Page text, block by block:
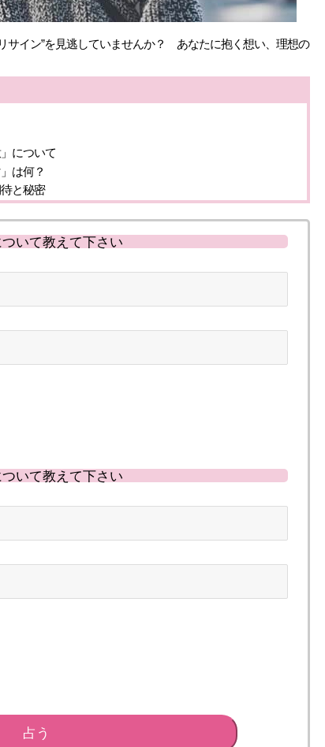
サイン”を見逃していませんか？ あなたに抱く想い、理想の
について
は何？
と秘密
いて教えて下さい
ついて教えて下さい
占う